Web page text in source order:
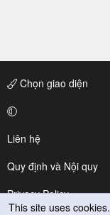
Chọn giao diện
Liên hệ
Quy định và Nội quy
Privacy Policy
This site uses